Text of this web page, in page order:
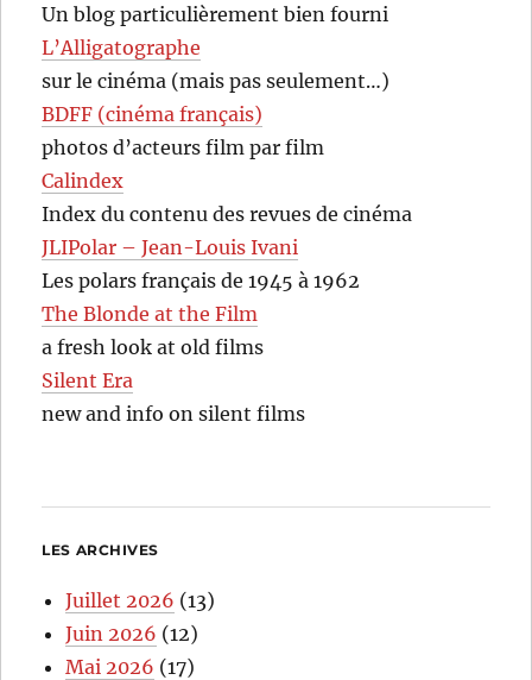
Un blog particulièrement bien fourni
L’Alligatographe
sur le cinéma (mais pas seulement…)
BDFF (cinéma français)
photos d’acteurs film par film
Calindex
Index du contenu des revues de cinéma
JLIPolar – Jean-Louis Ivani
Les polars français de 1945 à 1962
The Blonde at the Film
a fresh look at old films
Silent Era
new and info on silent films
LES ARCHIVES
Juillet 2026 (13)
Juin 2026 (12)
Mai 2026 (17)